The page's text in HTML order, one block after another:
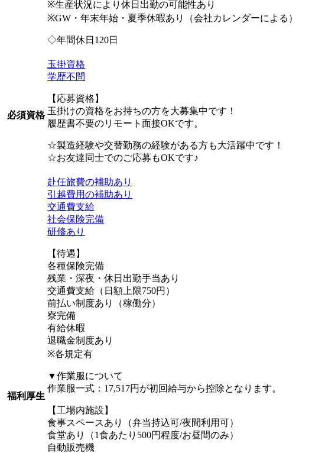
※生産状況により休日出勤の可能性あり
※GW・年末年始・夏季休暇あり（会社カレンダーによる）
◇年間休日120日
必須資格
玉掛資格
学歴不問
【応募資格】
玉掛けの資格をお持ちの方を大募集中です！
履歴書不要のリモート面接OKです。
☆製造経験や交替勤務の経験がある方も大活躍中です！
☆お友達同士でのご応募もOKです♪
福利厚生
赴任旅費の補助あり
引越費用の補助あり
交通費支給
社会保険完備
研修あり
【待遇】
各種保険完備
残業・深夜・休日出勤手当あり
交通費支給（日額上限750円）
前払い制度あり（稼働分）
寮完備
有給休暇
退職金制度あり
※各規定有
▼作業服について
作業服一式：17,517円が初回給与から控除となります。
【工場内施設】
食事スペースあり（弁当持込可/夜間利用可）
食堂あり（1食あたり500円程度/お昼間のみ）
自動販売機